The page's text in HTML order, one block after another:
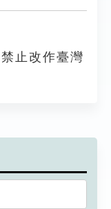
止改作臺灣